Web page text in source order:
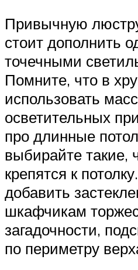
Привычную
стоит дополнить
точечными
Помните, что в
использовать
осветительных
про длинные
выбирайте такие,
крепятся к
добавить
шкафчикам
загадочности,
по периметру